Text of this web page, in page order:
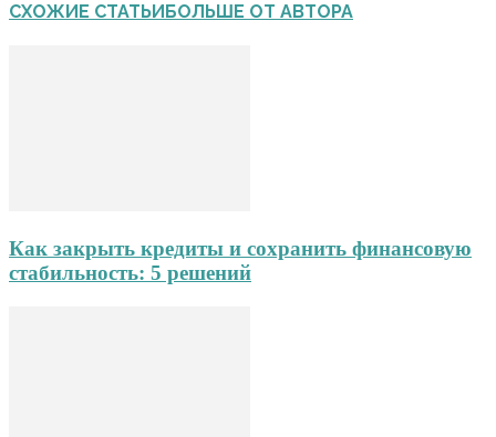
СХОЖИЕ СТАТЬИБОЛЬШЕ ОТ АВТОРА
Как закрыть кредиты и сохранить финансовую
стабильность: 5 решений